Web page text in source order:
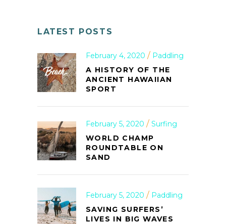
LATEST POSTS
February 4, 2020
Paddling
A HISTORY OF THE
ANCIENT HAWAIIAN
SPORT
February 5, 2020
Surfing
WORLD CHAMP
ROUNDTABLE ON
SAND
February 5, 2020
Paddling
SAVING SURFERS’
LIVES IN BIG WAVES